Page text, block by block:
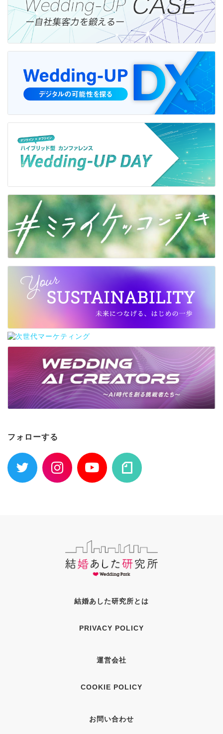
フォローする
結婚あした研究所とは
PRIVACY POLICY
運営会社
COOKIE POLICY
お問い合わせ